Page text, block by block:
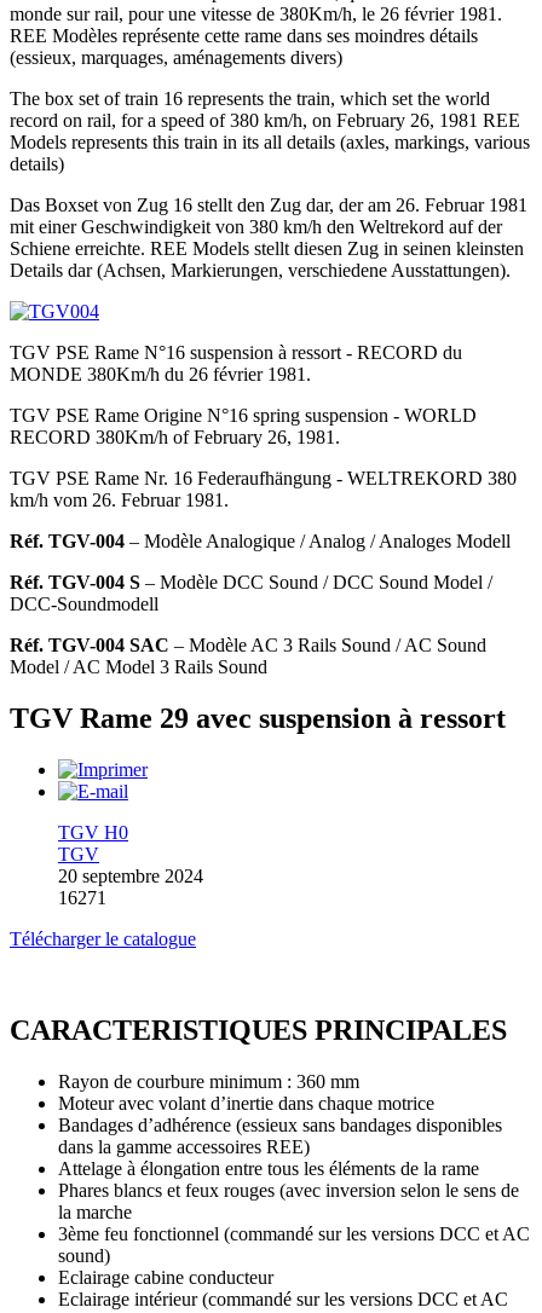
monde sur rail, pour une vitesse de 380Km/h, le 26 février 1981.
REE Modèles représente cette rame dans ses moindres détails
(essieux, marquages, aménagements divers)
The box set of train 16 represents the train, which set the world
record on rail, for a speed of 380 km/h, on February 26, 1981 REE
Models represents this train in its all details (axles, markings, various
details)
Das Boxset von Zug 16 stellt den Zug dar, der am 26. Februar 1981
mit einer Geschwindigkeit von 380 km/h den Weltrekord auf der
Schiene erreichte. REE Models stellt diesen Zug in seinen kleinsten
Details dar (Achsen, Markierungen, verschiedene Ausstattungen).
TGV PSE Rame N°16 suspension à ressort - RECORD du
MONDE 380Km/h du 26 février 1981.
TGV PSE Rame Origine N°16 spring suspension - WORLD
RECORD 380Km/h of February 26, 1981.
TGV PSE Rame Nr. 16 Federaufhängung - WELTREKORD 380
km/h vom 26. Februar 1981.
Réf. TGV-004 – Modèle Analogique / Analog / Analoges Modell
Réf. TGV-004 S – Modèle DCC Sound / DCC Sound Model /
DCC-Soundmodell
Réf. TGV-004 SAC – Modèle AC 3 Rails Sound / AC Sound
Model / AC Model 3 Rails Sound
TGV Rame 29 avec suspension à ressort
TGV H0
TGV
20 septembre 2024
16271
Télécharger le catalogue
CARACTERISTIQUES PRINCIPALES
Rayon de courbure minimum : 360 mm
Moteur avec volant d’inertie dans chaque motrice
Bandages d’adhérence (essieux sans bandages disponibles
dans la gamme accessoires REE)
Attelage à élongation entre tous les éléments de la rame
Phares blancs et feux rouges (avec inversion selon le sens de
la marche
3ème feu fonctionnel (commandé sur les versions DCC et AC
sound)
Eclairage cabine conducteur
Eclairage intérieur (commandé sur les versions DCC et AC